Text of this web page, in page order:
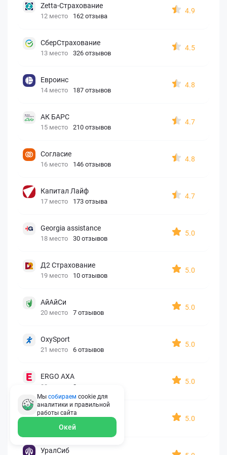
Zetta-Страхование
12 место 162 отзыва
4.9
СберСтрахование
13 место 326 отзывов
4.5
Евроинс
14 место 187 отзывов
4.8
АК БАРС
15 место 210 отзывов
4.7
Согласие
16 место 146 отзывов
4.8
Капитал Лайф
17 место 173 отзыва
4.7
Georgia assistance
18 место 30 отзывов
5.0
Д2 Страхование
19 место 10 отзывов
5.0
АйАйСи
20 место 7 отзывов
5.0
OxySport
21 место 6 отзывов
5.0
ERGO AXA
22 место 2 отзыва
5.0
Oxy Travel Premium
23 место 1 отзыв
5.0
УралСиб
Мы собираем cookie для
аналитики и правильной
работы сайта
Окей